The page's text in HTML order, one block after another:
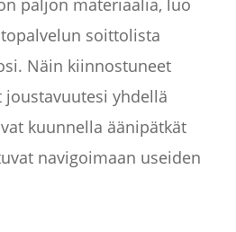
paljon materiaalia, luo
soittolista
Näin kiinnostuneet
joustavuutesi yhdellä
kuunnella äänipätkät
navigoimaan useiden